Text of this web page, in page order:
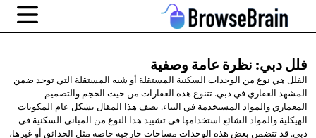
فلل دبي: نظرة عامة وصفية
الفلل هي نوع من الوحدات السكنية المستقلة أو شبه المستقلة التي توجد ضمن
المشهد العقاري في دبي. تتنوع هذه العقارات من حيث الحجم والتصميم
المعماري والمواد المستخدمة في البناء. يصف هذا المقال بشكل عام المكونات
الهيكلية والمواد الشائع استخدامها في تشييد هذا النوع من المباني السكنية في
دبي. قد تتضمن بعض هذه الوحدات مساحات خارجية خاصة مثل الحدائق أو غيرها،